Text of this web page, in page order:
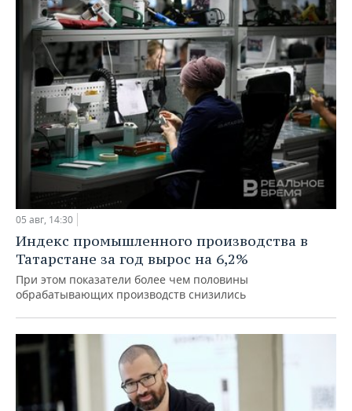
05 авг, 14:30
Индекс промышленного производства в
Татарстане за год вырос на 6,2%
При этом показатели более чем половины
обрабатывающих производств снизились